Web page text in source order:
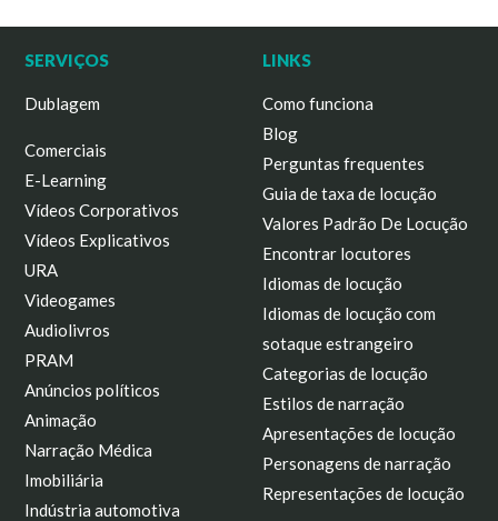
SERVIÇOS
Dublagem
Comerciais
E-Learning
Vídeos Corporativos
Vídeos Explicativos
URA
Videogames
Audiolivros
PRAM
Anúncios políticos
Animação
Narração Médica
Imobiliária
Indústria automotiva
LINKS
Como funciona
Blog
Perguntas frequentes
Guia de taxa de locução
Valores Padrão De Locução
Encontrar locutores
Idiomas de locução
Idiomas de locução com
sotaque estrangeiro
Categorias de locução
Estilos de narração
Apresentações de locução
Personagens de narração
Representações de locução